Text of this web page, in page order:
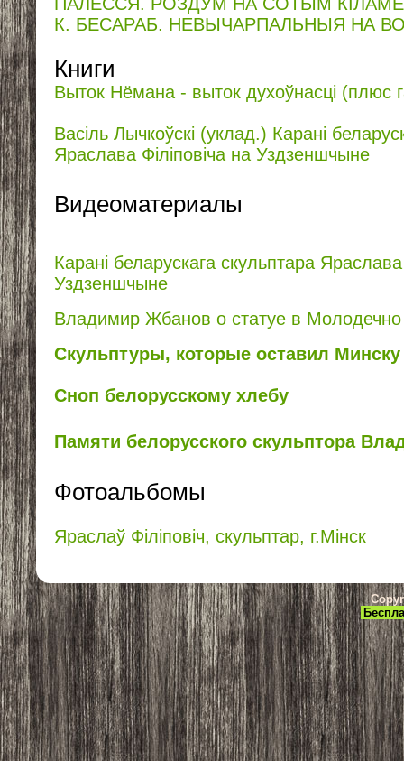
К. БЕСАРАБ. НЕВЫЧАРПАЛЬНЫЯ НА
Книги
Выток Нёмана - выток духоўнасці (плюс
Васіль Лычкоўскі (уклад.) Карані
Яраслава Філіповіча на Уздзеншчыне
Видеоматериалы
Карані беларускага скульптара Яраслава
Уздзеншчыне
Владимир Жбанов о статуе в
Скульптуры, которые оставил
Сноп белорусскому хлебу
Памяти белорусского скульптора
Фотоальбомы
Яраслаў Філіповіч, скульптар, г.Мінск